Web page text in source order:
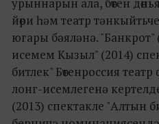
урыннарын ала, бөтен
йөри һәм театр
югары бәяләнә.
исемем Кызыл" (2014)
битлек" Бөтенроссия
лонг-исемлегенә
(2013) спектакле "Алтын